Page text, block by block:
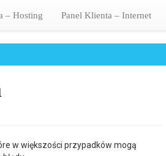
– Hosting Panel Klienta – Internet
w większości przypadków mogą